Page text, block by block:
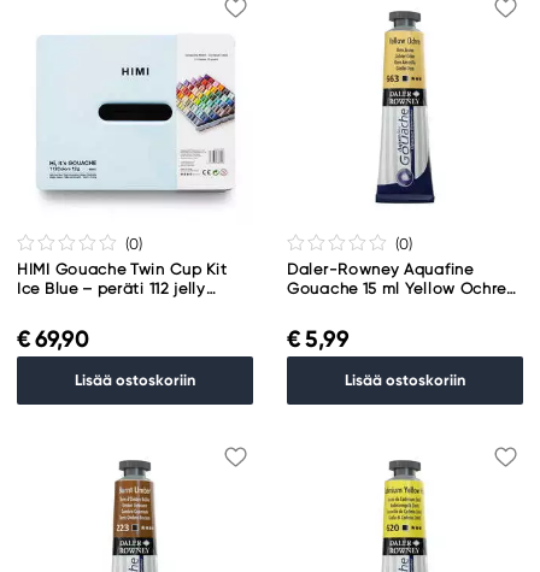
(0)
HIMI Gouache Twin Cup Kit
Ice Blue – peräti 112 jelly
€ 69,90
Lisää ostoskoriin
(0)
Daler-Rowney Aquafine
Gouache 15 ml Yellow Ochre
€ 5,99
Lisää ostoskoriin